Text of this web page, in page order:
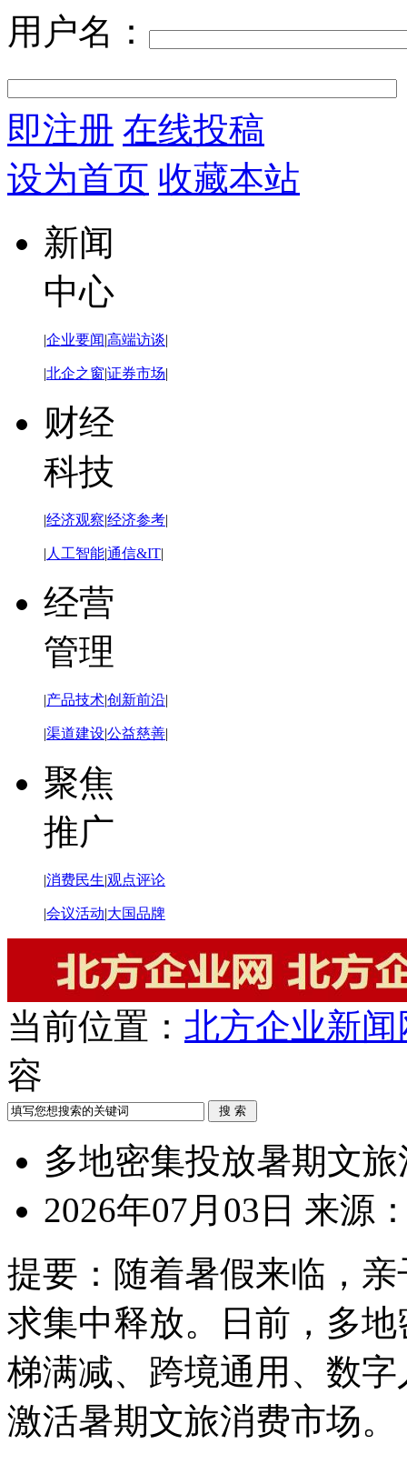
用户名：
即注册 在线投稿
设为首页 收藏本站
新闻
中心
|企业要闻|高端访谈|
|北企之窗|证券市场|
财经
科技
|经济观察|经济参考|
| 人工智能|通信&IT|
经营
管理
|产品技术|创新前沿|
|渠道建设|公益慈善|
聚焦
推广
|消费民生|观点评论
|会议活动|大国品牌
当前位置： 北方企业新闻
容
多地密集投放暑期文
2026年07月03日 来源
提要： 随着暑假来临，
求集中释放。日前，多
梯满减、跨境通用、数
激活暑期文旅消费市场。